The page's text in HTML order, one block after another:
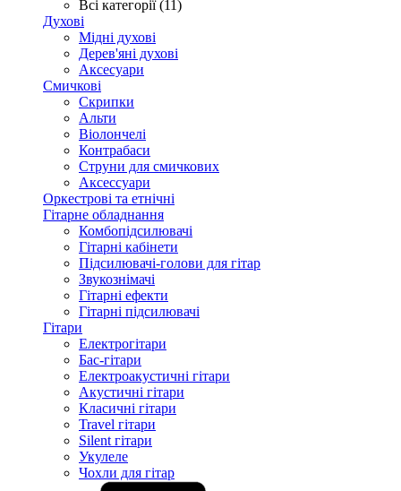
Всі категорії (11)
Духові
Мідні духові
Дерев'яні духові
Аксесуари
Смичкові
Скрипки
Альти
Віолончелі
Контрабаси
Струни для смичкових
Аксеcсуари
Оркестрові та етнічні
Гітарне обладнання
Комбопідсилювачі
Гітарні кабінети
Підсилювачі-голови для гітар
Звукознімачі
Гітарні ефекти
Гітарні підсилювачі
Гітари
Електрогітари
Бас-гітари
Електроакустичні гітари
Акустичні гітари
Класичні гітари
Travel гітари
Silent гітари
Укулеле
Чохли для гітар